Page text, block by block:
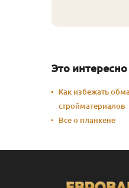
Это интересно
Как избежать
стройматериалов
Все о планкене